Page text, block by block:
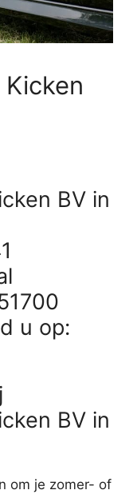
BV in
u op:
BV in
om je zomer- of